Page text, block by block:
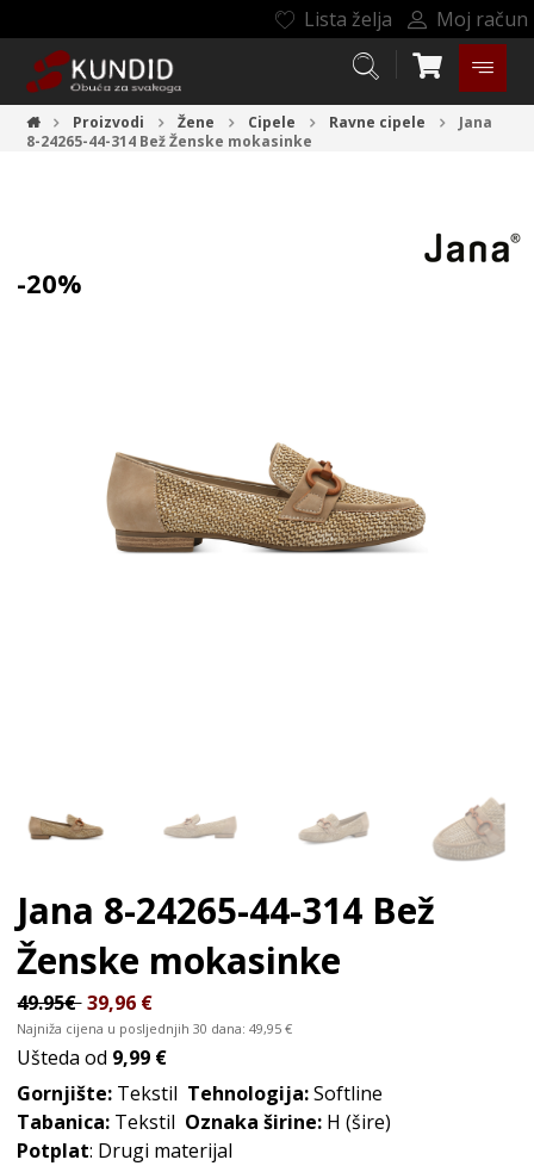
Lista želja Moj račun
Proizvodi Žene Cipele Ravne cipele
Jana
8-24265-44-314 BežŽenske mokasinke
-20%
Jana 8-24265-44-314 Bež
Ženske mokasinke
49.95€ 39,96 €
Najniža cijena u posljednjih 30 dana:49,95€
Ušteda od 9,99 €
Gornjište: Tekstil Tehnologija:Softline
Tabanica: Tekstil Oznaka širine: H (šire)
Potplat: Drugi materijal